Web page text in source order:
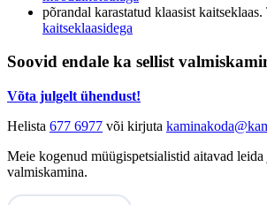
põrandal karastatud klaasist kaitseklaas.
kaitseklaasidega
Soovid endale ka sellist
Võta julgelt ühendust!
Helista 677 6977 või kirjuta
Meie kogenud müügispetsialistid aitavad
valmiskamina.